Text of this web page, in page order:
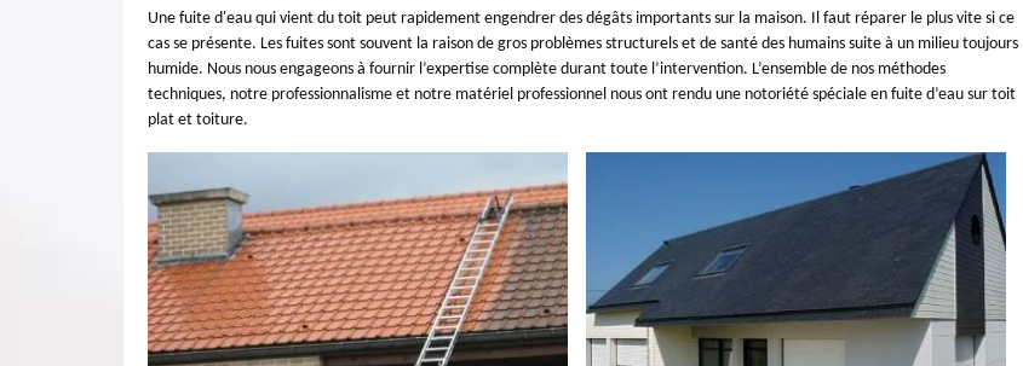
Une fuite d'eau qui vient du toit peut rapidement engendrer des dégâts importants sur la maison. Il faut réparer le plus vite si ce
cas se présente. Les fuites sont souvent la raison de gros problèmes structurels et de santé des humains suite à un milieu toujours
humide. Nous nous engageons à fournir l’expertise complète durant toute l’intervention. L’ensemble de nos méthodes
techniques, notre professionnalisme et notre matériel professionnel nous ont rendu une notoriété spéciale en fuite d’eau sur toit
plat et toiture.